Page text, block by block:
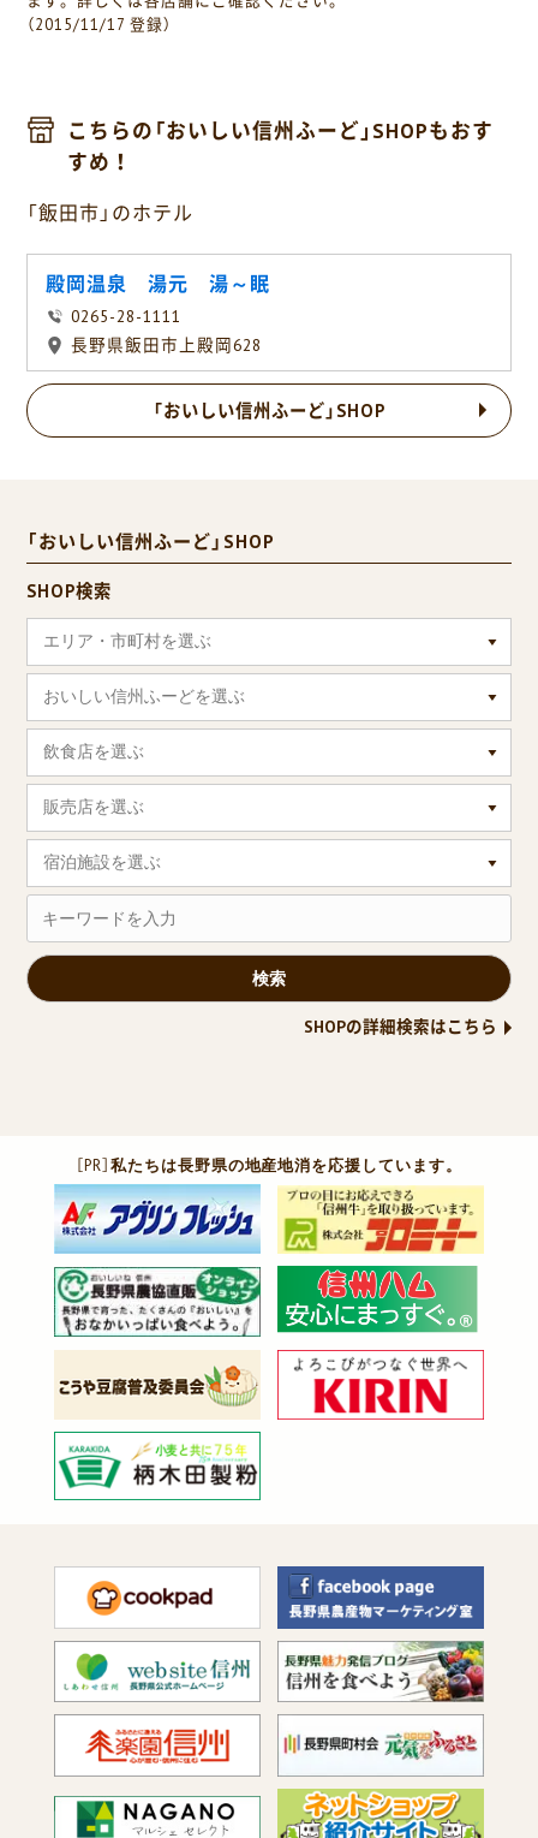
（2015/11/17 登録）
こちらの「おいしい信州ふーど」SHOPもおす
すめ！
「飯田市」のホテル
殿岡温泉 湯元 湯～眠
0265-28-1111
長野県飯田市上殿岡628
「おいしい信州ふーど」SHOP
「おいしい信州ふーど」SHOP
SHOP検索
エリア・市町村を選ぶ
おいしい信州ふーどを選ぶ
飲食店を選ぶ
販売店を選ぶ
宿泊施設を選ぶ
SHOPの詳細検索はこちら
［PR］私たちは長野県の地産地消を応援しています。